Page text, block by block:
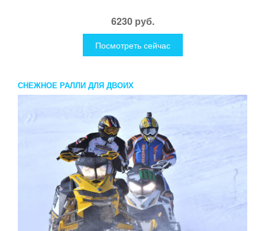
6230 руб.
Посмотреть сейчас
СНЕЖНОЕ РАЛЛИ ДЛЯ ДВОИХ